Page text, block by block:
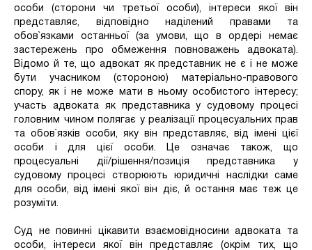
особи (сторони чи третьої особи), інтереси якої він
представляє, відповідно наділений правами та
обов`язками останньої (за умови, що в ордері немає
застережень про обмеження повноважень адвоката).
Відомо й те, що адвокат як представник не є і не може
бути учасником (стороною) матеріально-правового
спору, як і не може мати в ньому особистого інтересу;
участь адвоката як представника у судовому процесі
головним чином полягає у реалізації процесуальних прав
та обов`язків особи, яку він представляє, від імені цієї
особи і для цієї особи. Це означає також, що
процесуальні дії/рішення/позиція представника у
судовому процесі створюють юридичні наслідки саме
для особи, від імені якої він діє, й остання має теж це
розуміти.
Суд не повинні цікавити взаємовідносини адвоката та
особи, інтереси якої він представляє (окрім тих, що